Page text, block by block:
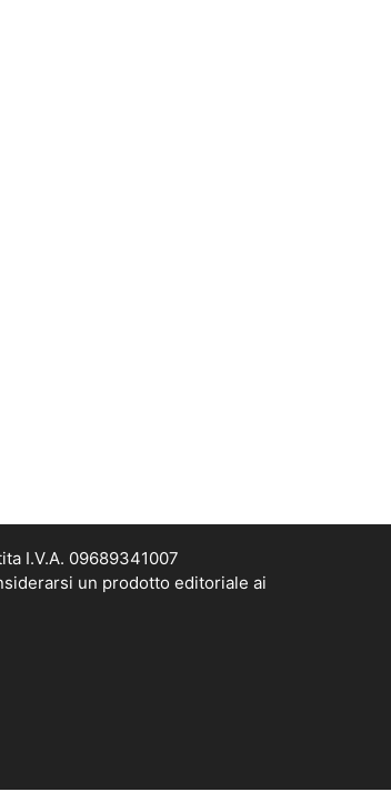
I.V.A. 09689341007
un prodotto editoriale ai